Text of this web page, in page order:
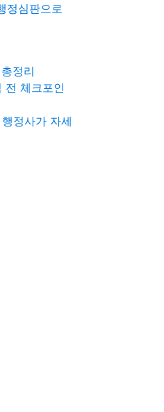
정심판으로
정리
전 체크포인
정사가 자세